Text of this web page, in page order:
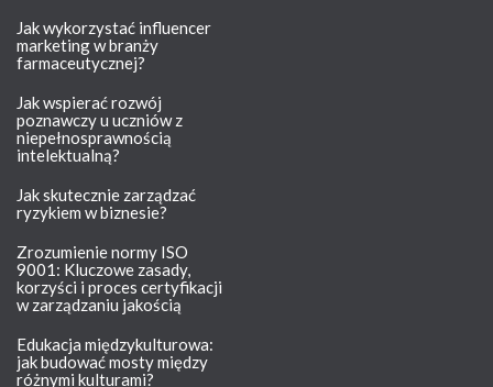
Jak wykorzystać influencer
marketing w branży
farmaceutycznej?
Jak wspierać rozwój
poznawczy u uczniów z
niepełnosprawnością
intelektualną?
Jak skutecznie zarządzać
ryzykiem w biznesie?
Zrozumienie normy ISO
9001: Kluczowe zasady,
korzyści i proces certyfikacji
w zarządzaniu jakością
Edukacja międzykulturowa:
jak budować mosty między
różnymi kulturami?